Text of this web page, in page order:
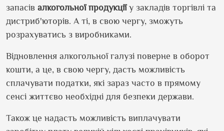
запасів алкогольної продукціїу закладів торгівлі та
дистриб'юторів. А ті, в свою чергу, зможуть
розрахуватись з виробниками.
Відновлення алкогольної галузі поверне в оборот
кошти, а це, в свою чергу, дасть можливість
сплачувати податки, які зараз часто в прямому
сенсі життєво необхідні для безпеки держави.
Також це надасть можливість виплачувати